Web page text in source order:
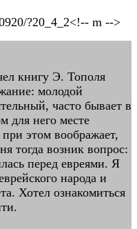
?20_4_2<!-- m -->
книгу Э. Тополя
молодой
часто бывает в
для него месте
этом воображает,
тогда возник вопрос:
перед евреями. Я
народа и
Хотел ознакомиться